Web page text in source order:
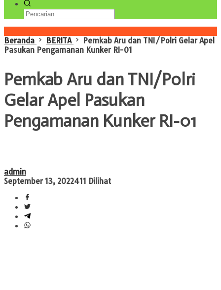
Beranda
BERITA
Pemkab Aru dan TNI/Polri Gelar Apel
Pasukan Pengamanan Kunker RI-01
Pemkab Aru dan TNI/Polri
Gelar Apel Pasukan
Pengamanan Kunker RI-01
admin
September 13, 2022411 Dilihat